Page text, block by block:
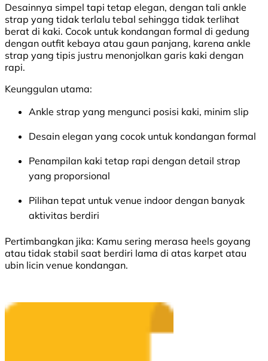
Desainnya simpel tapi tetap elegan, dengan tali ankle
strap yang tidak terlalu tebal sehingga tidak terlihat
berat di kaki. Cocok untuk kondangan formal di gedung
dengan outfit kebaya atau gaun panjang, karena ankle
strap yang tipis justru menonjolkan garis kaki dengan
rapi.
Keunggulan utama:
Ankle strap yang mengunci posisi kaki, minim slip
Desain elegan yang cocok untuk kondangan formal
Penampilan kaki tetap rapi dengan detail strap
yang proporsional
Pilihan tepat untuk venue indoor dengan banyak
aktivitas berdiri
Pertimbangkan jika: Kamu sering merasa heels goyang
atau tidak stabil saat berdiri lama di atas karpet atau
ubin licin venue kondangan.